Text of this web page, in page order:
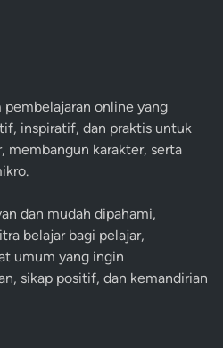
online yang
inspiratif, dan praktis untuk
membangun karakter, serta
dan mudah dipahami,
belajar bagi pelajar,
umum yang ingin
sikap positif, dan kemandirian